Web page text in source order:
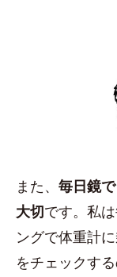
また、 毎日鏡
大切です。私
ングで体重計
をチェックす